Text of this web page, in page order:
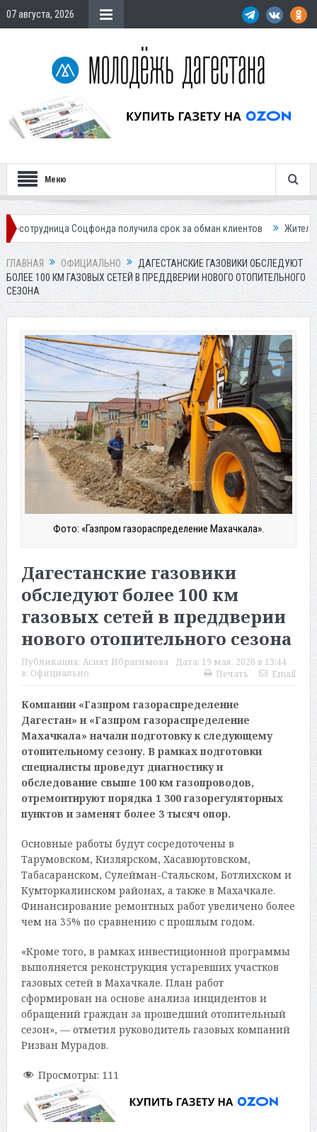
07 августа, 2026
Меню
Соцфонда получила срок за обман клиентов Жителей Дагестана
ГЛАВНАЯ ОФИЦИАЛЬНО
ДАГЕСТАНСКИЕ ГАЗОВИКИ ОБСЛЕДУЮТ
БОЛЕЕ 100 КМ ГАЗОВЫХ СЕТЕЙ В ПРЕДДВЕРИИ НОВОГО ОТОПИТЕЛЬНОГО
СЕЗОНА
Фото: «Газпром газораспределение Махачкала».
Дагестанские газовики
обследуют более 100 км
газовых сетей в преддверии
нового отопительного сезона
Публикация: Асият Ибрагимова Дата: 19 мая, 2026 в 13:44
в: Официально Печать Email
Компании «Газпром газораспределение
Дагестан» и «Газпром газораспределение
Махачкала» начали подготовку к следующему
отопительному сезону. В рамках подготовки
специалисты проведут диагностику и
обследование свыше 100 км газопроводов,
отремонтируют порядка 1 300 газорегуляторных
пунктов и заменят более 3 тысяч опор.
Основные работы будут сосредоточены в
Тарумовском, Кизлярском, Хасавюртовском,
Табасаранском, Сулейман-Стальском, Ботлихском и
Кумторкалинском районах, а также в Махачкале.
Финансирование ремонтных работ увеличено более
чем на 35% по сравнению с прошлым годом.
«Кроме того, в рамках инвестиционной программы
выполняется реконструкция устаревших участков
газовых сетей в Махачкале. План работ
сформирован на основе анализа инцидентов и
обращений граждан за прошедший отопительный
сезон», — отметил руководитель газовых компаний
Ризван Мурадов.
Просмотры: 111